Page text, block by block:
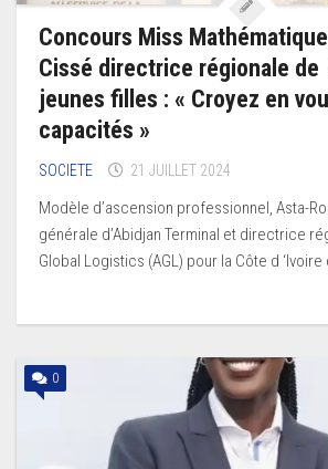
Concours Miss
Cissé directrice régionale de
jeunes filles : « Croyez en
capacités »
SOCIETE 21 JUILLET 2024
Modèle d’ascension professionnel, Asta-
générale d’Abidjan Terminal et directrice
Global Logistics (AGL) pour la Côte d ‘Ivoire
0